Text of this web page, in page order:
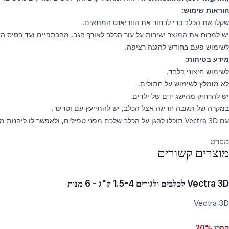
הוראות שימוש:
שקלו את הכלב כדי לבחור את הווריאנט המתאים.
יש למרוח את המוצר ישירות על עור הכלב לאורך הגב, מהכתפיים ועד בסיס
לשימוש פעם בחודש להגנה רציפה.
מידע בטיחות:
לשימוש חיצוני בלבד.
לא מומלץ לשימוש על חתולים.
יש להרחיק מהישג ידם של ילדים.
במקרה של תגובה חריגה אצל הכלב, יש להתייעץ עם וטרינר.
עם Vectra 3D תוכלו להגן על הכלב שלכם מפני טפילים, ולאפשר לו ליהנות מהחיים בלי הגירוי והאי־נוחות שמביאים איתם המזיקים. הזמינו עכשיו להגנה אמינה וממושכת!
מפרט
מוצרים קשורים
Vectra 3D לכלבים ולגורים 1.5-4 ק"ג - 6 מנות
Vectra 3D